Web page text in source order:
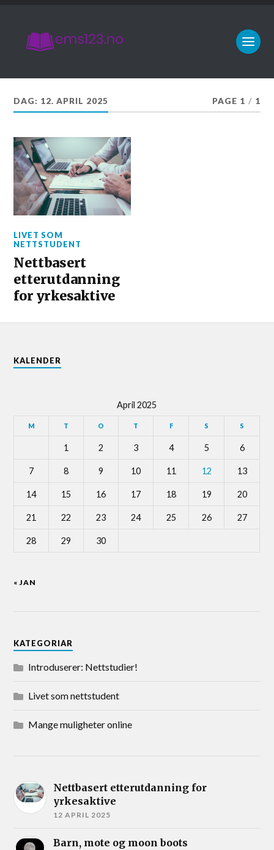
DAG: 12. APRIL 2025 PAGE 1 / 1
LIVET SOM
NETTSTUDENT
Nettbasert
etterutdanning
for yrkesaktive
KALENDER
April 2025
M T O T F S S
1 2 3 4 5 6
7 8 9 10 11 12 13
14 15 16 17 18 19 20
21 22 23 24 25 26 27
28 29 30
« JAN
KATEGORIAR
Introduserer: Nettstudier!
Livet som nettstudent
Mange muligheter online
Nettbasert etterutdanning for
yrkesaktive
12 APRIL 2025
Barn, mote og moon boots